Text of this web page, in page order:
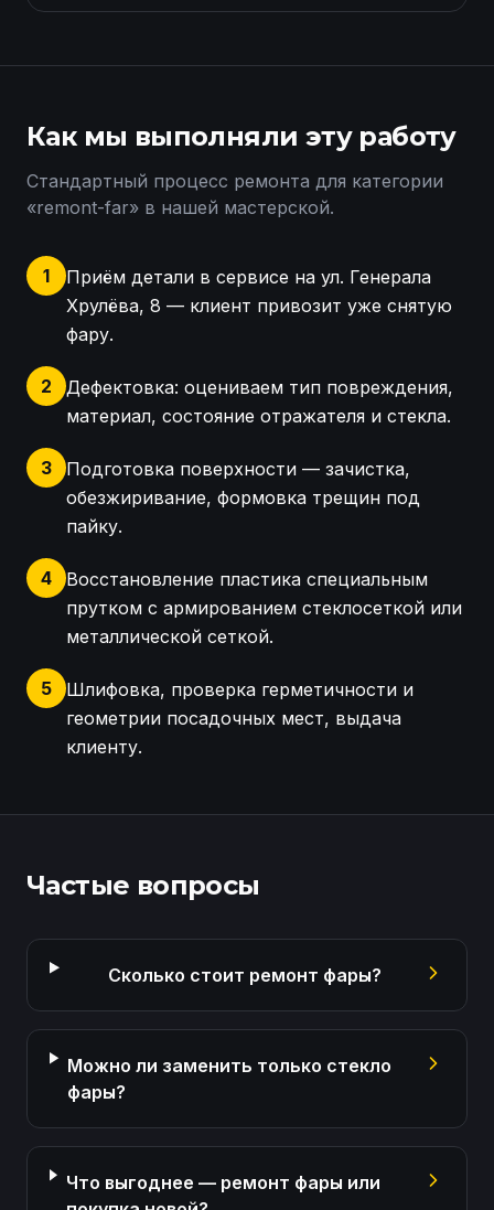
Как мы выполняли эту работу
Стандартный процесс ремонта для категории
«remont-far» в нашей мастерской.
1
Приём детали в сервисе на ул. Генерала
Хрулёва, 8 — клиент привозит уже снятую
фару.
2
Дефектовка: оцениваем тип повреждения,
материал, состояние отражателя и стекла.
3
Подготовка поверхности — зачистка,
обезжиривание, формовка трещин под
пайку.
4
Восстановление пластика специальным
прутком с армированием стеклосеткой или
металлической сеткой.
5
Шлифовка, проверка герметичности и
геометрии посадочных мест, выдача
клиенту.
Частые вопросы
Сколько стоит ремонт фары?
Можно ли заменить только стекло
фары?
Что выгоднее — ремонт фары или